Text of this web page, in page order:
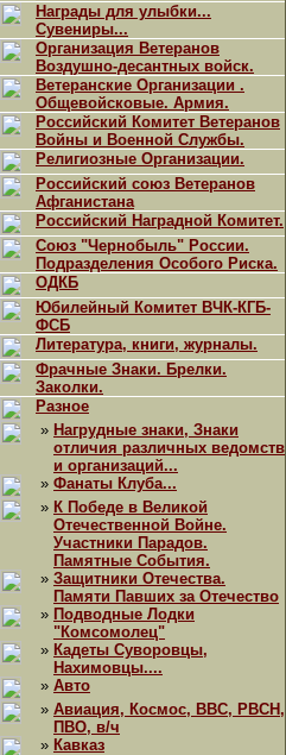
Награды для улыбки...
Сувениры...
Организация Ветеранов
Воздушно-десантных войск.
Ветеранские Организации .
Общевойсковые. Армия.
Российский Комитет Ветеранов
Войны и Военной Службы.
Религиозные Организации.
Российский союз Ветеранов
Афганистана
Российский Наградной Комитет.
Союз "Чернобыль" России.
Подразделения Особого Риска.
ОДКБ
Юбилейный Комитет ВЧК-КГБ-
ФСБ
Литература, книги, журналы.
Фрачные Знаки. Брелки.
Заколки.
Разное
» Нагрудные знаки, Знаки
отличия различных ведомств
и организаций...
» Фанаты Клуба...
» К Победе в Великой
Отечественной Войне.
Участники Парадов.
Памятные События.
» Защитники Отечества.
Памяти Павших за Отечество
» Подводные Лодки
"Комсомолец"
» Кадеты Суворовцы,
Нахимовцы....
» Авто
» Авиация, Космос, ВВС, РВСН,
ПВО, в/ч
» Кавказ